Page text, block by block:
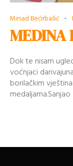
Mirsad Bećirbašić -
MEDINA
Dok te nisam
voćnjaci
borilačkim